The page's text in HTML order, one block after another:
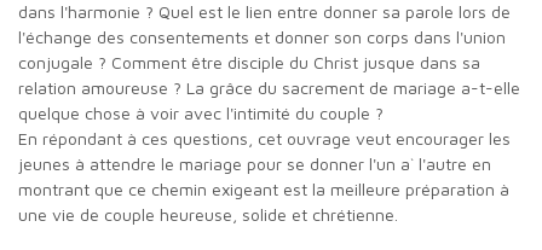
dans l'harmonie ? Quel est le lien entre donner sa parole lors de
l'échange des consentements et donner son corps dans l'union
conjugale ? Comment être disciple du Christ jusque dans sa
relation amoureuse ? La grâce du sacrement de mariage a-t-elle
quelque chose à voir avec l'intimité du couple ?
En répondant à ces questions, cet ouvrage veut encourager les
jeunes à attendre le mariage pour se donner l'un a` l'autre en
montrant que ce chemin exigeant est la meilleure préparation à
une vie de couple heureuse, solide et chrétienne.